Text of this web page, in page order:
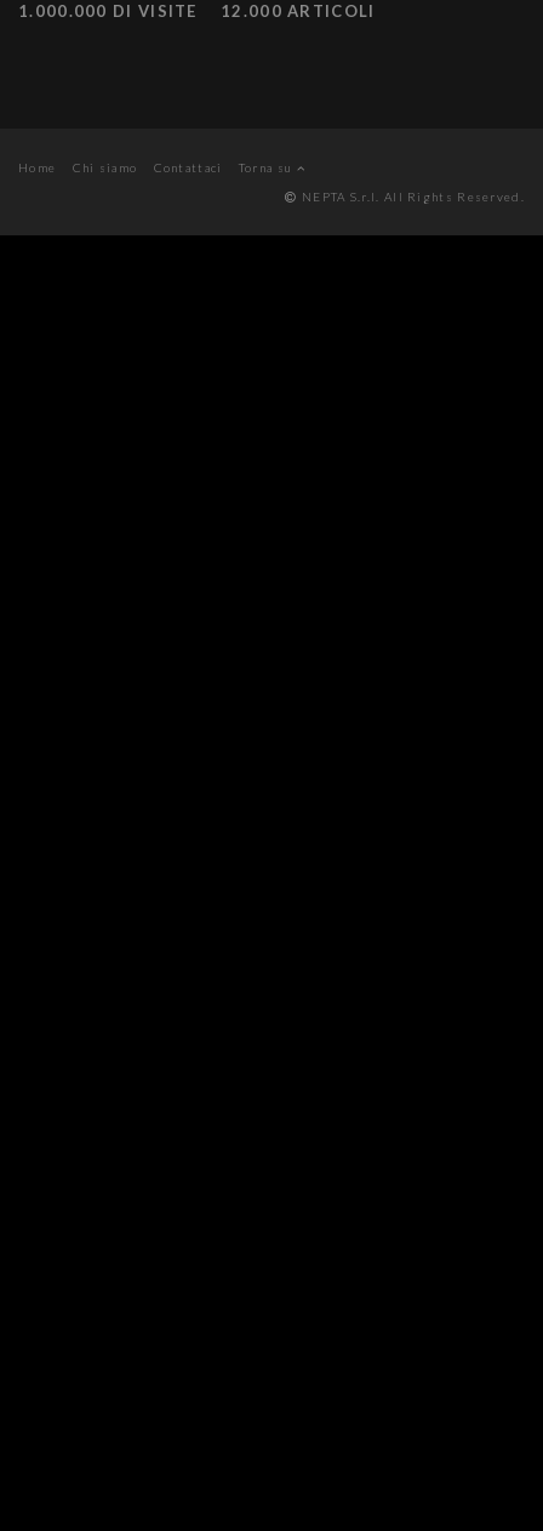
1.000.000 DI VISITE 12.000 ARTICOLI
Home Chi siamo Contattaci
Torna su
NEPTA S.r.l. All Rights Reserved.